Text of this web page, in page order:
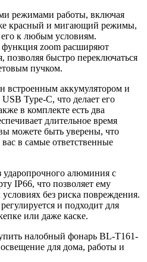
режимами работы, включая
красный и мигающий режимы,
его к любым условиям.
функция zoom расширяют
позволяя быстро переключаться
пучком.
встроенным аккумулятором и
Type-C, что делает его
в комплекте есть два
длительное время
можете быть уверены, что
в самые ответственные
алюминия с
IP66, что позволяет ему
без риска повреждения.
и подходит для
или даже каске.
налобный фонарь BL-T161-
для дома, работы и